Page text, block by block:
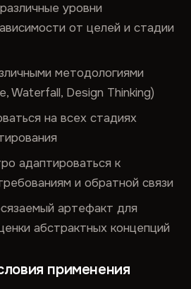
уровни
от целей и стадии
методологиями
Waterfall, Design Thinking)
на всех стадиях
адаптироваться к
и обратной связи
артефакт для
абстрактных концепций
применения